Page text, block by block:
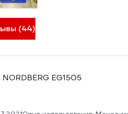
(44)
EG1505